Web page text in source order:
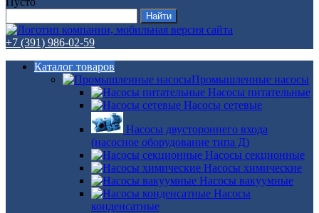
+7 (391) 986-02-59
Каталог товаров
Промышленные насосы
Насосы питательные
Насосы сетевые
Насосы двустороннего входа
(насосное оборудование типа Д)
Насосы секционные
Насосы химические
Насосы вакуумные
Насосы
конденсатные